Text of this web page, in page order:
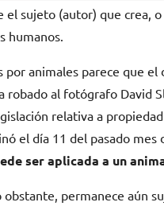
el sujeto (autor) que crea,
humanos.
por animales parece que
robado al fotógrafo David
relativa a
el día 11 del pasado
ser aplicada a un
obstante, permanece aún